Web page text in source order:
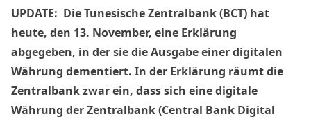
UPDATE: Die Tunesische Zentralbank (BCT) hat
heute, den 13. November, eine Erklärung
abgegeben, in der sie die Ausgabe einer digitalen
Währung dementiert. In der Erklärung räumt die
Zentralbank zwar ein, dass sich eine digitale
Währung der Zentralbank (Central Bank Digital